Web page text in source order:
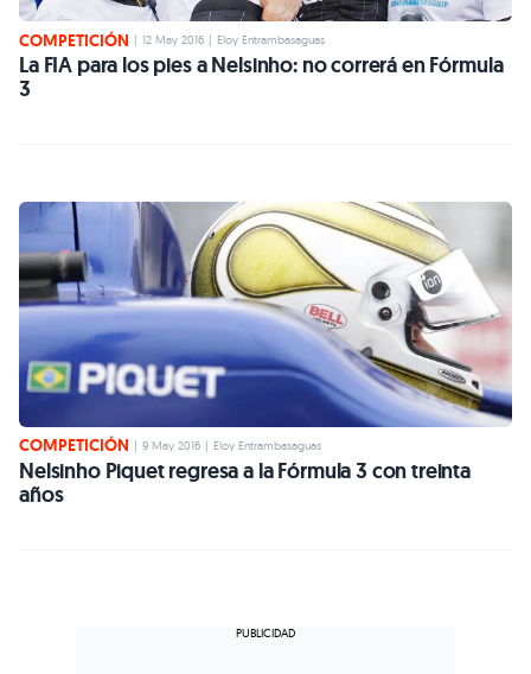
COMPETICIÓN 12 May 2016 Eloy Entrambasaguas
La FIA para los pies a Nelsinho: no correrá en Fórmula
3
COMPETICIÓN | 9 May 2016 | Eloy Entrambasaguas
Nelsinho Piquet regresa a la Fórmula 3 con treinta
años